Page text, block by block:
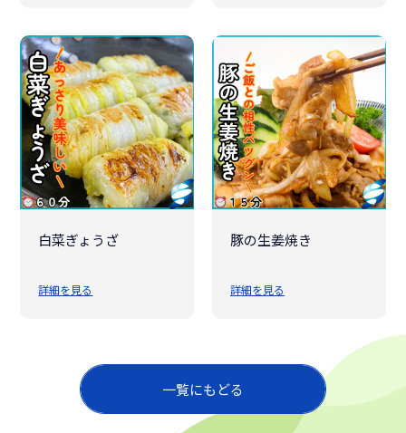
白菜ぎょうざ
詳細を見る
豚の生姜焼き
詳細を見る
一覧にもどる